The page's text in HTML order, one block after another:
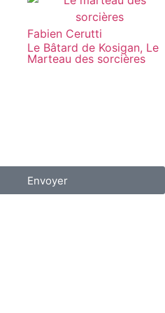
Fabien Cerutti
Le Bâtard de Kosigan, Le
Marteau des sorcières
Envoyer